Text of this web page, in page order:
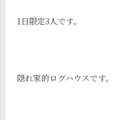
1日限定3人です。
隠れ家的ログハウスです。